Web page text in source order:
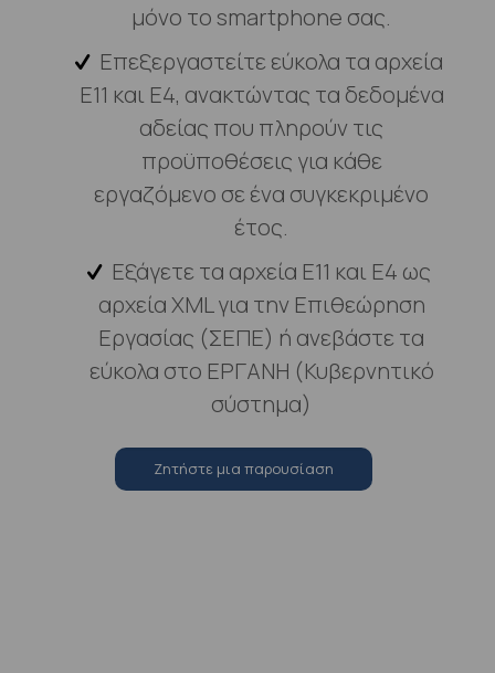
μόνο το smartphone σας.
Επεξεργαστείτε εύκολα τα αρχεία
E11 και E4, ανακτώντας τα δεδομένα
αδείας που πληρούν τις
προϋποθέσεις για κάθε
εργαζόμενο σε ένα συγκεκριμένο
έτος.
Εξάγετε τα αρχεία Ε11 και Ε4 ως
αρχεία XML για την Επιθεώρηση
Εργασίας (ΣΕΠΕ) ή ανεβάστε τα
εύκολα στο ΕΡΓΑΝΗ (Κυβερνητικό
σύστημα)
Zητήστε μια παρουσίαση